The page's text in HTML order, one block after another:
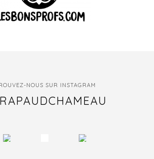
NOUS SUR INSTAGRAM